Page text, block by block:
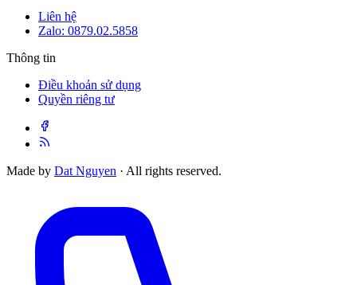
Liên hệ
Zalo: 0879.02.5858
Thông tin
Điều khoản sử dụng
Quyền riêng tư
Made by Dat Nguyen · All rights reserved.